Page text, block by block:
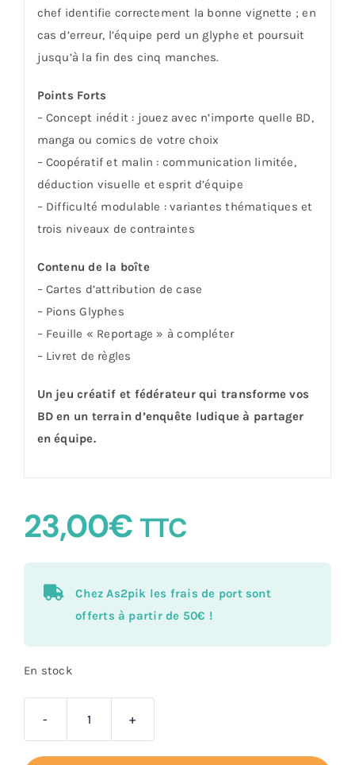
chef identifie correctement la bonne vignette ; en
cas d’erreur, l’équipe perd un glyphe et poursuit
jusqu’à la fin des cinq manches.
Points Forts
– Concept inédit : jouez avec n’importe quelle BD,
manga ou comics de votre choix
– Coopératif et malin : communication limitée,
déduction visuelle et esprit d’équipe
– Difficulté modulable : variantes thématiques et
trois niveaux de contraintes
Contenu de la boîte
– Cartes d’attribution de case
– Pions Glyphes
– Feuille « Reportage » à compléter
– Livret de règles
Un jeu créatif et fédérateur qui transforme vos
BD en un terrain d’enquête ludique à partager
en équipe.
23,00€ TTC
Chez As2pik les frais de port sont
offerts à partir de 50€ !
En stock
de